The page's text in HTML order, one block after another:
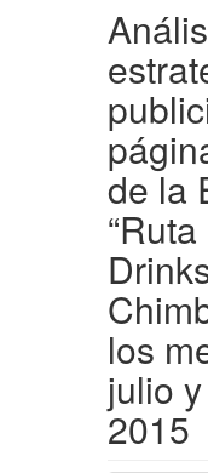
de la
los
julio
2015